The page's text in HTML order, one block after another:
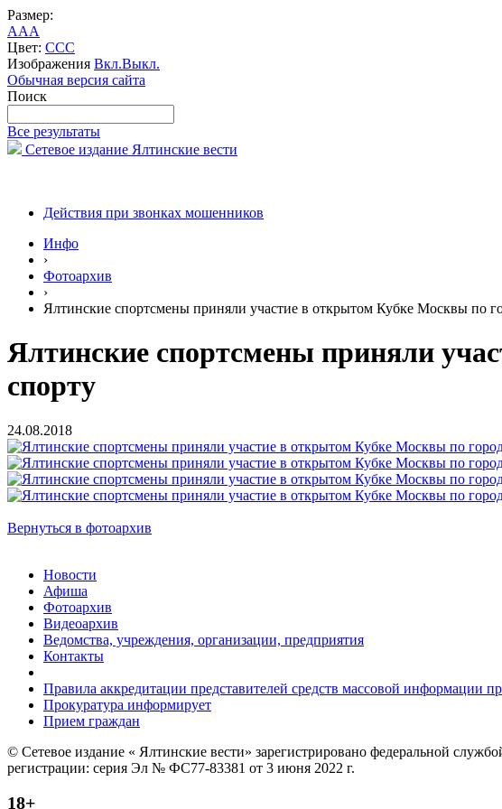
Размер:
AAA
Цвет: CCC
Изображения Вкл.Выкл.
Обычная версия сайта
Поиск
Все результаты
Сетевое издание Ялтинские вести
Действия при звонках мошенников
Инфо
›
Фотоархив
›
Ялтинские спортсмены приняли участие в открытом Кубке Москвы по
Ялтинские спортсмены приняли
спорту
24.08.2018
Вернуться в фотоархив
Новости
Афиша
Фотоархив
Видеоархив
Ведомства, учреждения, организации, предприятия
Контакты
Правила аккредитации представителей средств массовой информации
Прокуратура информирует
Прием граждан
© Сетевое издание « Ялтинские вести» зарегистрировано федеральной
регистрации: серия Эл № ФС77-83381 от 3 июня 2022 г.
18+